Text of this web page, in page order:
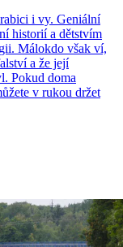
i vy. Geniální
historií a dětstvím
Málokdo však ví,
a že její
Pokud doma
v rukou držet